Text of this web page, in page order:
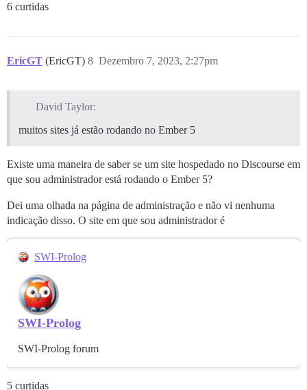
6 curtidas
EricGT (EricGT) Dezembro 7, 2023, 2:27pm
8
David Taylor:
muitos sites já estão rodando no Ember 5
Existe uma maneira de saber se um site hospedado no Discourse em
que sou administrador está rodando o Ember 5?
Dei uma olhada na página de administração e não vi nenhuma
indicação disso. O site em que sou administrador é
SWI-Prolog
SWI-Prolog
SWI-Prolog forum
5 curtidas